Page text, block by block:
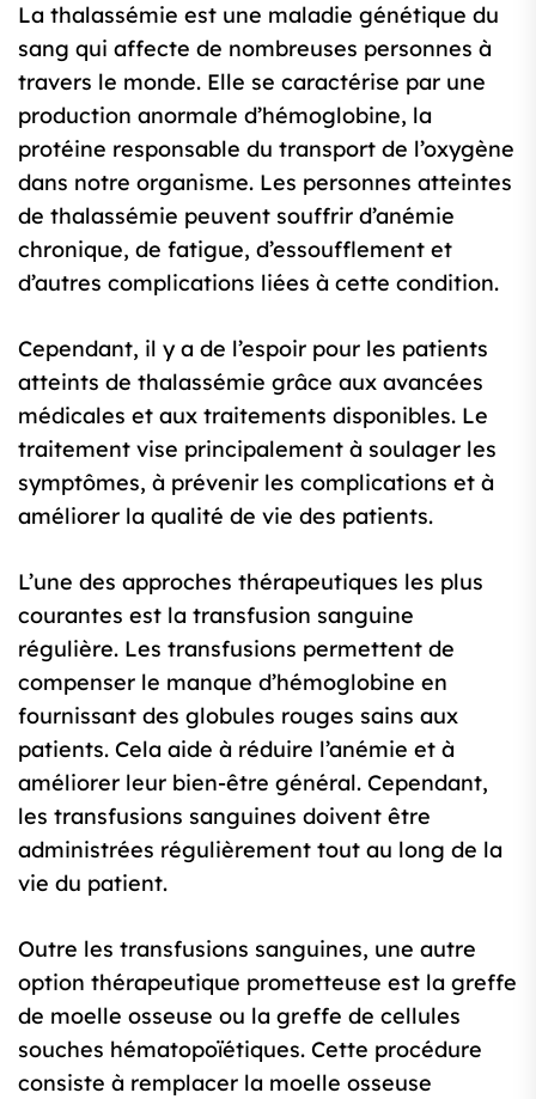
La thalassémie est une maladie génétique du
sang qui affecte de nombreuses personnes à
travers le monde. Elle se caractérise par une
production anormale d’hémoglobine, la
protéine responsable du transport de l’oxygène
dans notre organisme. Les personnes atteintes
de thalassémie peuvent souffrir d’anémie
chronique, de fatigue, d’essoufflement et
d’autres complications liées à cette condition.
Cependant, il y a de l’espoir pour les patients
atteints de thalassémie grâce aux avancées
médicales et aux traitements disponibles. Le
traitement vise principalement à soulager les
symptômes, à prévenir les complications et à
améliorer la qualité de vie des patients.
L’une des approches thérapeutiques les plus
courantes est la transfusion sanguine
régulière. Les transfusions permettent de
compenser le manque d’hémoglobine en
fournissant des globules rouges sains aux
patients. Cela aide à réduire l’anémie et à
améliorer leur bien-être général. Cependant,
les transfusions sanguines doivent être
administrées régulièrement tout au long de la
vie du patient.
Outre les transfusions sanguines, une autre
option thérapeutique prometteuse est la greffe
de moelle osseuse ou la greffe de cellules
souches hématopoïétiques. Cette procédure
consiste à remplacer la moelle osseuse